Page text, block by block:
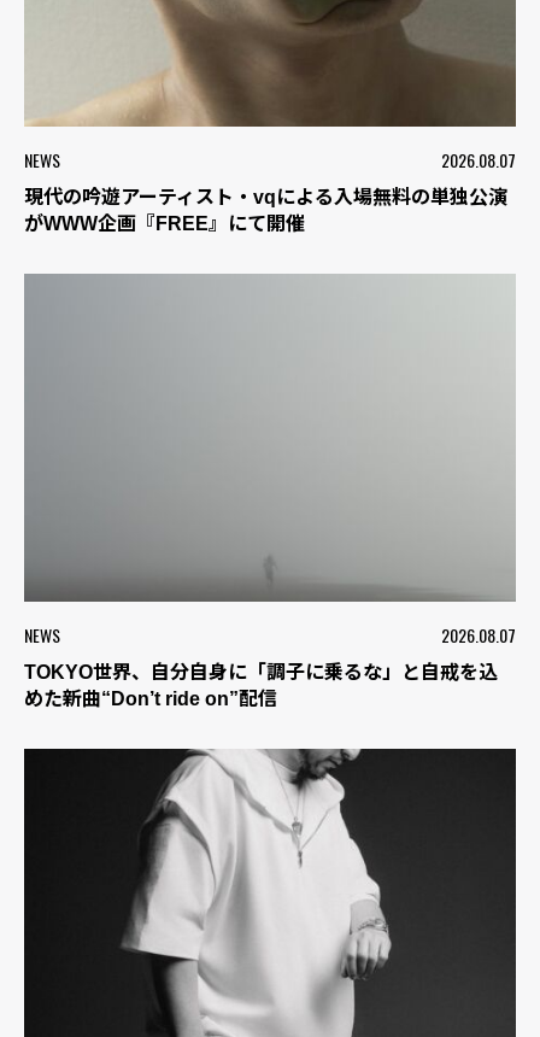
NEWS 2026.08.07
現代の吟遊アーティスト・vqによる入場無料の単独公演
がWWW企画『FREE』にて開催
NEWS 2026.08.07
TOKYO世界、自分自身に「調子に乗るな」と自戒を込
めた新曲“Don’t ride on”配信